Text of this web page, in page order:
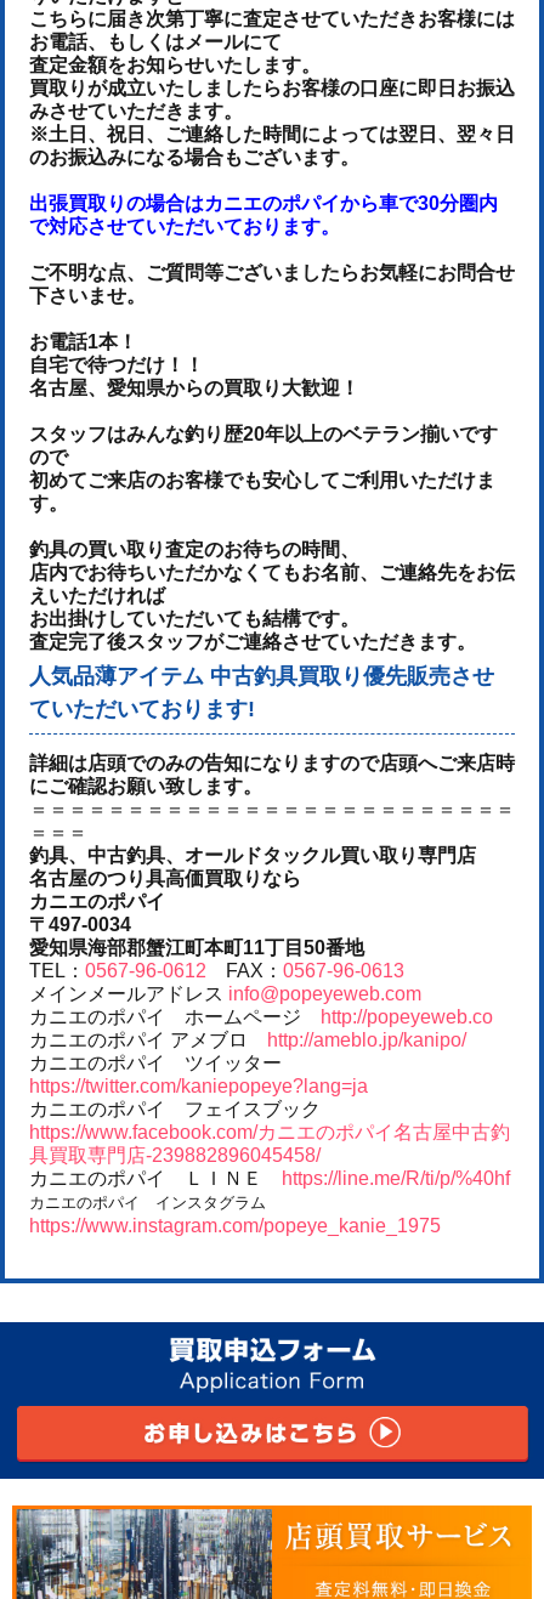
こちらに届き次第丁寧に査定させていただきお客様には
お電話、もしくはメールにて
査定金額をお知らせいたします。
買取りが成立いたしましたらお客様の口座に即日お振込
みさせていただきます。
※土日、祝日、ご連絡した時間によっては翌日、翌々日
のお振込みになる場合もございます。
出張買取りの場合はカニエのポパイから車で30分圏内
で対応させていただいております。
ご不明な点、ご質問等ございましたらお気軽にお問合せ
下さいませ。
お電話1本！
自宅で待つだけ！！
名古屋、愛知県からの買取り大歓迎！
スタッフはみんな釣り歴20年以上のベテラン揃いです
ので
初めてご来店のお客様でも安心してご利用いただけま
す。
釣具の買い取り査定のお待ちの時間、
店内でお待ちいただかなくてもお名前、ご連絡先をお伝
えいただければ
お出掛けしていただいても結構です。
査定完了後スタッフがご連絡させていただきます。
人気品薄アイテム 中古釣具買取り優先販売させ
ていただいております!
詳細は店頭でのみの告知になりますので店頭へご来店時
にご確認お願い致します。
＝＝＝＝＝＝＝＝＝＝＝＝＝＝＝＝＝＝＝＝＝＝＝＝＝
＝＝＝
釣具、中古釣具、オールドタックル買い取り専門店
名古屋のつり具高価買取りなら
カニエのポパイ
〒497-0034
愛知県海部郡蟹江町本町11丁目50番地
TEL： 0567-96-0612 FAX： 0567-96-0613
メインメールアドレス info@popeyeweb.com
カニエのポパイ ホームページ
http://popeyeweb.co
カニエのポパイ アメブロ
http://ameblo.jp/kanipo/
カニエのポパイ ツイッター
https://twitter.com/kaniepopeye?lang=ja
カニエのポパイ フェイスブック
https://www.facebook.com/カニエのポパイ名古屋中古釣
具買取専門店-239882896045458/
カニエのポパイ ＬＩＮＥ
https://line.me/R/ti/p/%40hf
カニエのポパイ インスタグラム
https://www.instagram.com/popeye_kanie_1975